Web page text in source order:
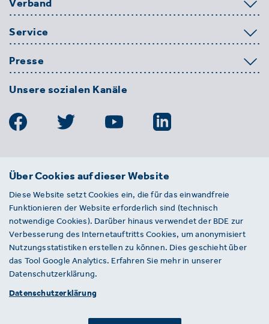
Verband
Service
Presse
Unsere sozialen Kanäle
BDE
Entsorgungs-, Wasser- und
Kreislaufwirtschaft e. V.
Von-der-Heydt-Straße 2
D 10785 Berlin
Sie haben einen Fehler auf unserer Website
gefunden? Ihnen ist ein defekter Link
aufgefallen? Wir freuen uns über Ihren
Über Cookies auf dieser Website
Diese Website setzt Cookies ein, die für das einwandfreie
Funktionieren der Website erforderlich sind (technisch
notwendige Cookies). Darüber hinaus verwendet der BDE zur
Verbesserung des Internetauftritts Cookies, um anonymisiert
Nutzungsstatistiken erstellen zu können. Dies geschieht über
das Tool Google Analytics. Erfahren Sie mehr in unserer
Datenschutzerklärung.
Datenschutzerklärung